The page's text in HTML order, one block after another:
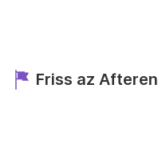
Friss az Afteren